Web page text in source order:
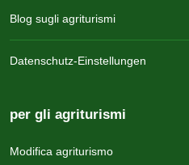
Blog sugli agriturismi
Datenschutz-Einstellungen
per gli agriturismi
Modifica agriturismo